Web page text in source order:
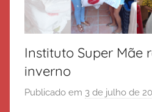
Instituto Super Mãe
inverno
Publicado em 3 de julho de